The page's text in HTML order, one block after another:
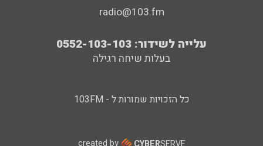
radio@103.fm
עלייה לשידור: 0552-103-103
בעלות שיחה רגילה
כל הזכויות שמורות ל - 103FM
created by